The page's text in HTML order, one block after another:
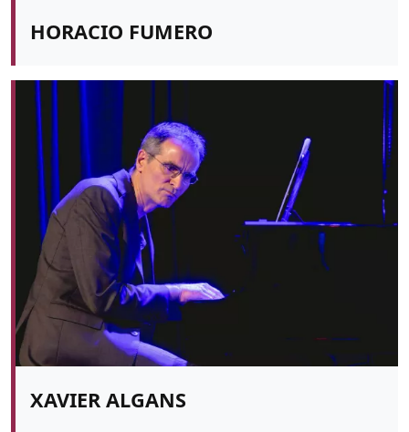
HORACIO FUMERO
XAVIER ALGANS